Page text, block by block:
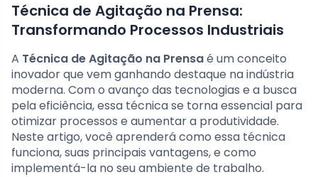
Técnica de Agitação na Prensa:
Transformando Processos Industriais
A Técnica de Agitação na Prensaé um conceito
inovador que vem ganhando destaque na indústria
moderna. Com o avanço das tecnologias e a busca
pela eficiência, essa técnica se torna essencial para
otimizar processos e aumentar a produtividade.
Neste artigo, você aprenderá como essa técnica
funciona, suas principais vantagens, e como
implementá-la no seu ambiente de trabalho.